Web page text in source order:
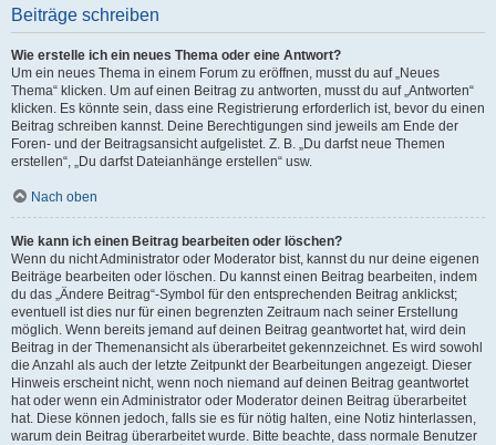
Beiträge schreiben
Wie erstelle ich ein neues Thema oder eine Antwort?
Um ein neues Thema in einem Forum zu eröffnen, musst du auf „Neues
Thema“ klicken. Um auf einen Beitrag zu antworten, musst du auf „Antworten“
klicken. Es könnte sein, dass eine Registrierung erforderlich ist, bevor du einen
Beitrag schreiben kannst. Deine Berechtigungen sind jeweils am Ende der
Foren- und der Beitragsansicht aufgelistet. Z. B. „Du darfst neue Themen
erstellen“, „Du darfst Dateianhänge erstellen“ usw.
Nach oben
Wie kann ich einen Beitrag bearbeiten oder löschen?
Wenn du nicht Administrator oder Moderator bist, kannst du nur deine eigenen
Beiträge bearbeiten oder löschen. Du kannst einen Beitrag bearbeiten, indem
du das „Ändere Beitrag“-Symbol für den entsprechenden Beitrag anklickst;
eventuell ist dies nur für einen begrenzten Zeitraum nach seiner Erstellung
möglich. Wenn bereits jemand auf deinen Beitrag geantwortet hat, wird dein
Beitrag in der Themenansicht als überarbeitet gekennzeichnet. Es wird sowohl
die Anzahl als auch der letzte Zeitpunkt der Bearbeitungen angezeigt. Dieser
Hinweis erscheint nicht, wenn noch niemand auf deinen Beitrag geantwortet
hat oder wenn ein Administrator oder Moderator deinen Beitrag überarbeitet
hat. Diese können jedoch, falls sie es für nötig halten, eine Notiz hinterlassen,
warum dein Beitrag überarbeitet wurde. Bitte beachte, dass normale Benutzer